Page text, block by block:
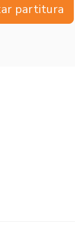
partitura